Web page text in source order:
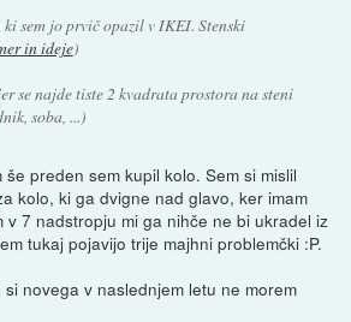
sem jo prvič opazil v IKEI. Stenski
in ideje)
se najde tiste 2 kvadrata prostora na steni
soba, ...)
preden sem kupil kolo. Sem si mislil
kolo, ki ga dvigne nad glavo, ker imam
v 7 nadstropju mi ga nihče ne bi ukradel iz
tukaj pojavijo trije majhni problemčki :P.
novega v naslednjem letu ne morem